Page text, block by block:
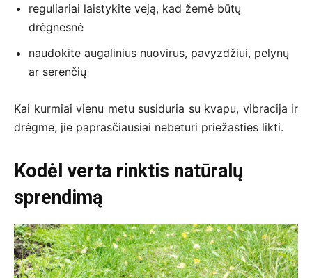
reguliariai laistykite veją, kad žemė būtų
drėgnesnė
naudokite augalinius nuovirus, pavyzdžiui, pelynų
ar serenčių
Kai kurmiai vienu metu susiduria su kvapu, vibracija ir
drėgme, jie paprasčiausiai nebeturi priežasties likti.
Kodėl verta rinktis natūralų
sprendimą